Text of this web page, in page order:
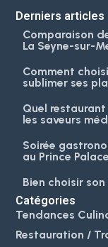
Derniers articles
Comparaison
La Seyne-sur-
Comment
sublimer ses
Quel
les saveurs
Soirée
au Prince Palace
Bien choisir
Catégories
Tendances
Restauration /